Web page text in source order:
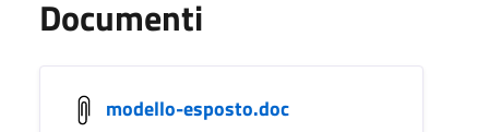
Documenti
modello-esposto.doc